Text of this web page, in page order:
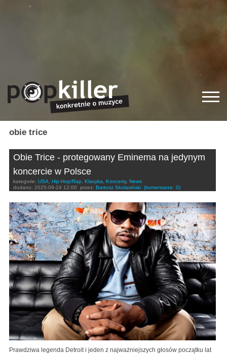
obie trice
Obie Trice - protegowany Eminema na jedynym
koncercie w Polsce
kategorie: USA, Hip-Hop/Rap, Klasyka, Koncerty, News
dodano: 2025-09-24 12:00 przez: Bartosz Skolasiński (komentarze: 0)
Prawdziwa legenda Detroit i jeden z najważniejszych głosów początku lat